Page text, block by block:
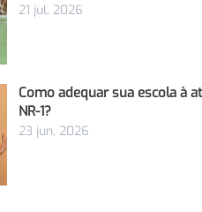
21 jul, 2026
Como adequar sua escola à
NR-1?
23 jun, 2026